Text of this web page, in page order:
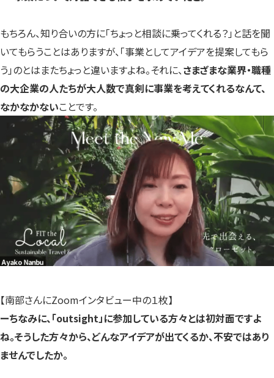
もちろん、知り合いの方に「ちょっと相談に乗ってくれる？」と話を聞
いてもらうことはありますが、「事業としてアイデアを提案してもら
う」のとはまたちょっと違いますよね。それに、さまざまな業界・職種
の大企業の人たちが大人数で真剣に事業を考えてくれるなんて、
なかなかないことです。
【南部さんにZoomインタビュー中の１枚】
ーちなみに、「outsight」に参加している方々とは初対面ですよ
ね。そうした方々から、どんなアイデアが出てくるか、不安ではあり
ませんでしたか。